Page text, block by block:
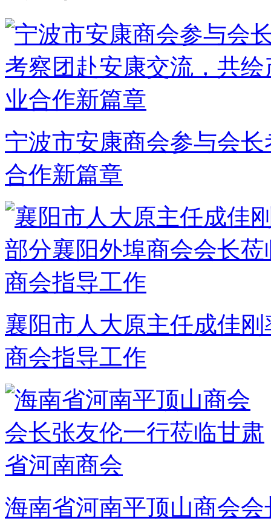
宁波市安康商会参与会
合作新篇章
襄阳市人大原主任成佳
商会指导工作
海南省河南平顶山商会